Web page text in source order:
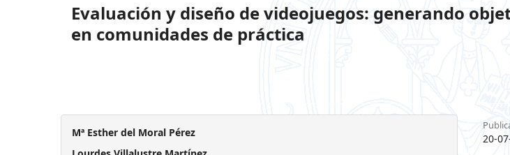
Evaluación y diseño de videojuegos: generando
en comunidades de práctica
Mª Esther del Moral Pérez
20-